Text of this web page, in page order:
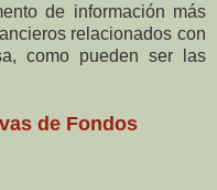
de información más
relacionados con
como pueden ser las
de Fondos